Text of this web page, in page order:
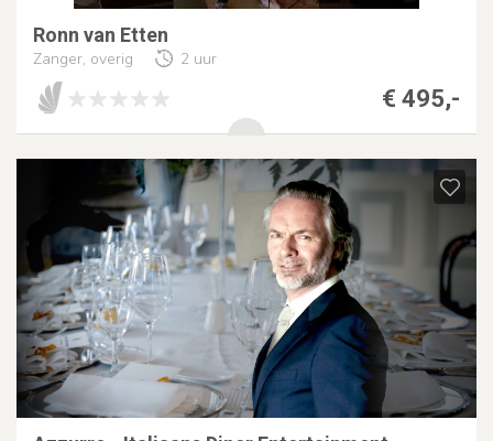
Ronn van Etten
Zanger, overig 2 uur
€ 495,-